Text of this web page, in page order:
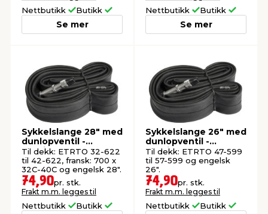
Nettbutikk Butikk
Se mer
Nettbutikk Butikk
Se mer
Sykkelslange 28" med
dunlopventil -
Rawlink
Til dekk: ETRTO 32-622
til 42-622, fransk: 700 x
32C-40C og engelsk 28".
74,90pr. stk.
Frakt m.m. legges til
Nettbutikk Butikk
Sykkelslange 26" med
dunlopventil -
Rawlink
Til dekk: ETRTO 47-599
til 57-599 og engelsk
26".
74,90pr. stk.
Frakt m.m. legges til
Nettbutikk Butikk